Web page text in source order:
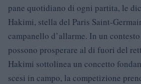
pane quotidiano di ogni partita, le
Hakimi, stella del Paris Saint-
campanello d’allarme. In un
possono prosperare al di fuori del
Hakimi sottolinea un concetto
scesi in campo, la competizione